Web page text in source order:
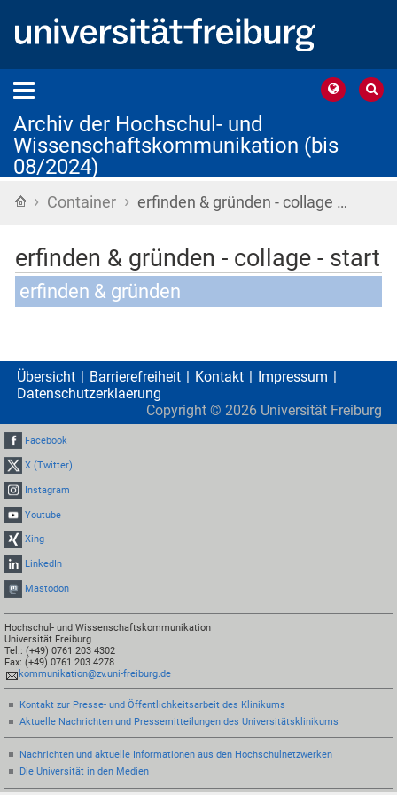
Archiv der Hochschul- und
Wissenschaftskommunikation (bis
08/2024)
Startseite
› Container › erfinden & gründen - collage …
erfinden & gründen - collage - start
erfinden & gründen
Übersicht Barrierefreiheit Kontakt
Impressum
Datenschutzerklaerung
Copyright © 2026 Universität Freiburg
Facebook
X (Twitter)
Instagram
Youtube
Xing
LinkedIn
Mastodon
Hochschul- und Wissenschaftskommunikation
Universität Freiburg
Tel.: (+49) 0761 203 4302
Fax: (+49) 0761 203 4278
kommunikation@zv.uni-freiburg.de
Kontakt zur Presse- und Öffentlichkeitsarbeit des Klinikums
Aktuelle Nachrichten und Pressemitteilungen des Universitätsklinikums
Nachrichten und aktuelle Informationen aus den Hochschulnetzwerken
Die Universität in den Medien